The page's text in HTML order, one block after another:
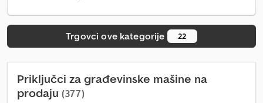
Trgovci ove kategorije 22
Priključci za građevinske mašine na
prodaju (377)